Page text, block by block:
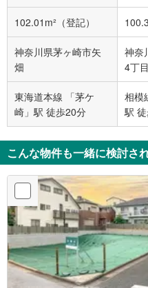
102.01m²（登記）
神奈川県茅ヶ崎市矢
畑
神奈
4丁目
東海道本線 「茅ケ
崎」駅 徒歩20分
相模
駅
こんな物件も一緒に検討さ